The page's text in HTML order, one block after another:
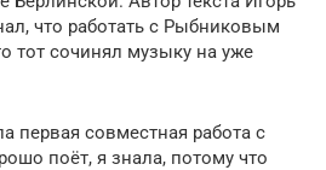
что работать с Рыбниковым
тот сочинял музыку на уже
первая совместная работа с
поёт, я знала, потому что